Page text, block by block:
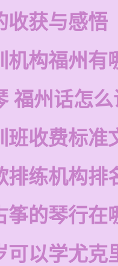
收获与感悟
机构福州有
福州话怎
班收费标准
排练机构排
筝的琴行在
可以学尤克